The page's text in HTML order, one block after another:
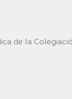
de la